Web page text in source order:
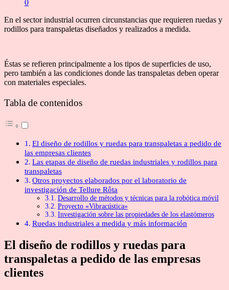
0
En el sector industrial ocurren circunstancias que requieren ruedas y
rodillos para transpaletas diseñados y realizados a medida.
Éstas se refieren principalmente a los tipos de superficies de uso,
pero también a las condiciones donde las transpaletas deben operar
con materiales especiales.
Tabla de contenidos
El diseño de rodillos y ruedas para transpaletas a pedido de
las empresas clientes
Las etapas de diseño de ruedas industriales y rodillos para
transpaletas
Otros proyectos elaborados por el laboratorio de
investigación de Tellure Rôta
Desarrollo de métodos y técnicas para la robótica móvil
Proyecto «Vibracústica»
Investigación sobre las propiedades de los elastómeros
Ruedas industriales a medida y más información
El diseño de rodillos y ruedas para
transpaletas a pedido de las empresas
clientes